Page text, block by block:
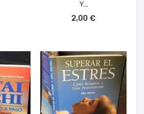
Y...
2,00 €